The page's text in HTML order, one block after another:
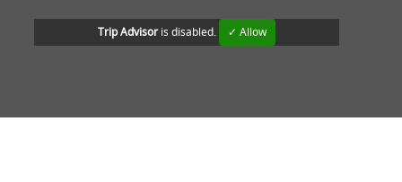
Trip Advisoris disabled. ✓ Allow